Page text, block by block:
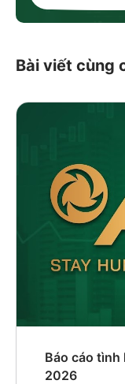
Bài viết cùng
Báo cáo tình
2026